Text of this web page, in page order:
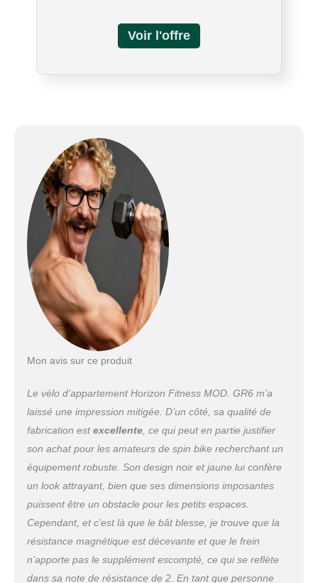
Mon avis sur ce produit
Le vélo d’appartement Horizon Fitness MOD. GR6 m’a
laissé une impression mitigée. D’un côté, sa qualité de
fabrication estexcellente, ce qui peut en partie justifier
son achat pour les amateurs de spin bike recherchant un
équipement robuste. Son design noir et jaune lui confère
un look attrayant, bien que ses dimensions imposantes
puissent être un obstacle pour les petits espaces.
Cependant, et c’est là que le bât blesse, je trouve que la
résistance magnétique est décevante et que le frein
n’apporte pas le supplément escompté, ce qui se reflète
dans sa note de résistance de 2. En tant que personne